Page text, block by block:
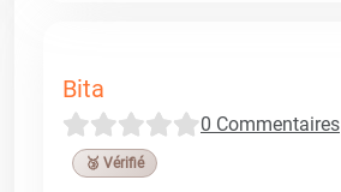
Bita
0 Commentaires
🥉 Vérifié